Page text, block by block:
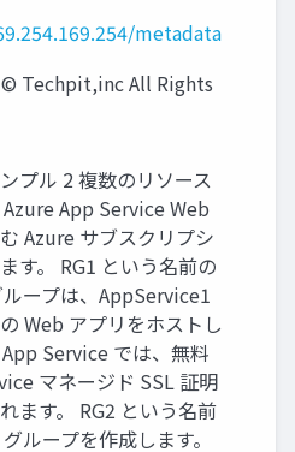
metadata
© Techpit,inc All Rights
プル 2 複数のリソース
App Service Web
Azure サブスクリプシ
す。 RG1 という名前の
ループは、AppService1
Web アプリをホストし
Service では、無料
マネージド SSL 証明
ます。 RG2 という名前
ループを作成します。